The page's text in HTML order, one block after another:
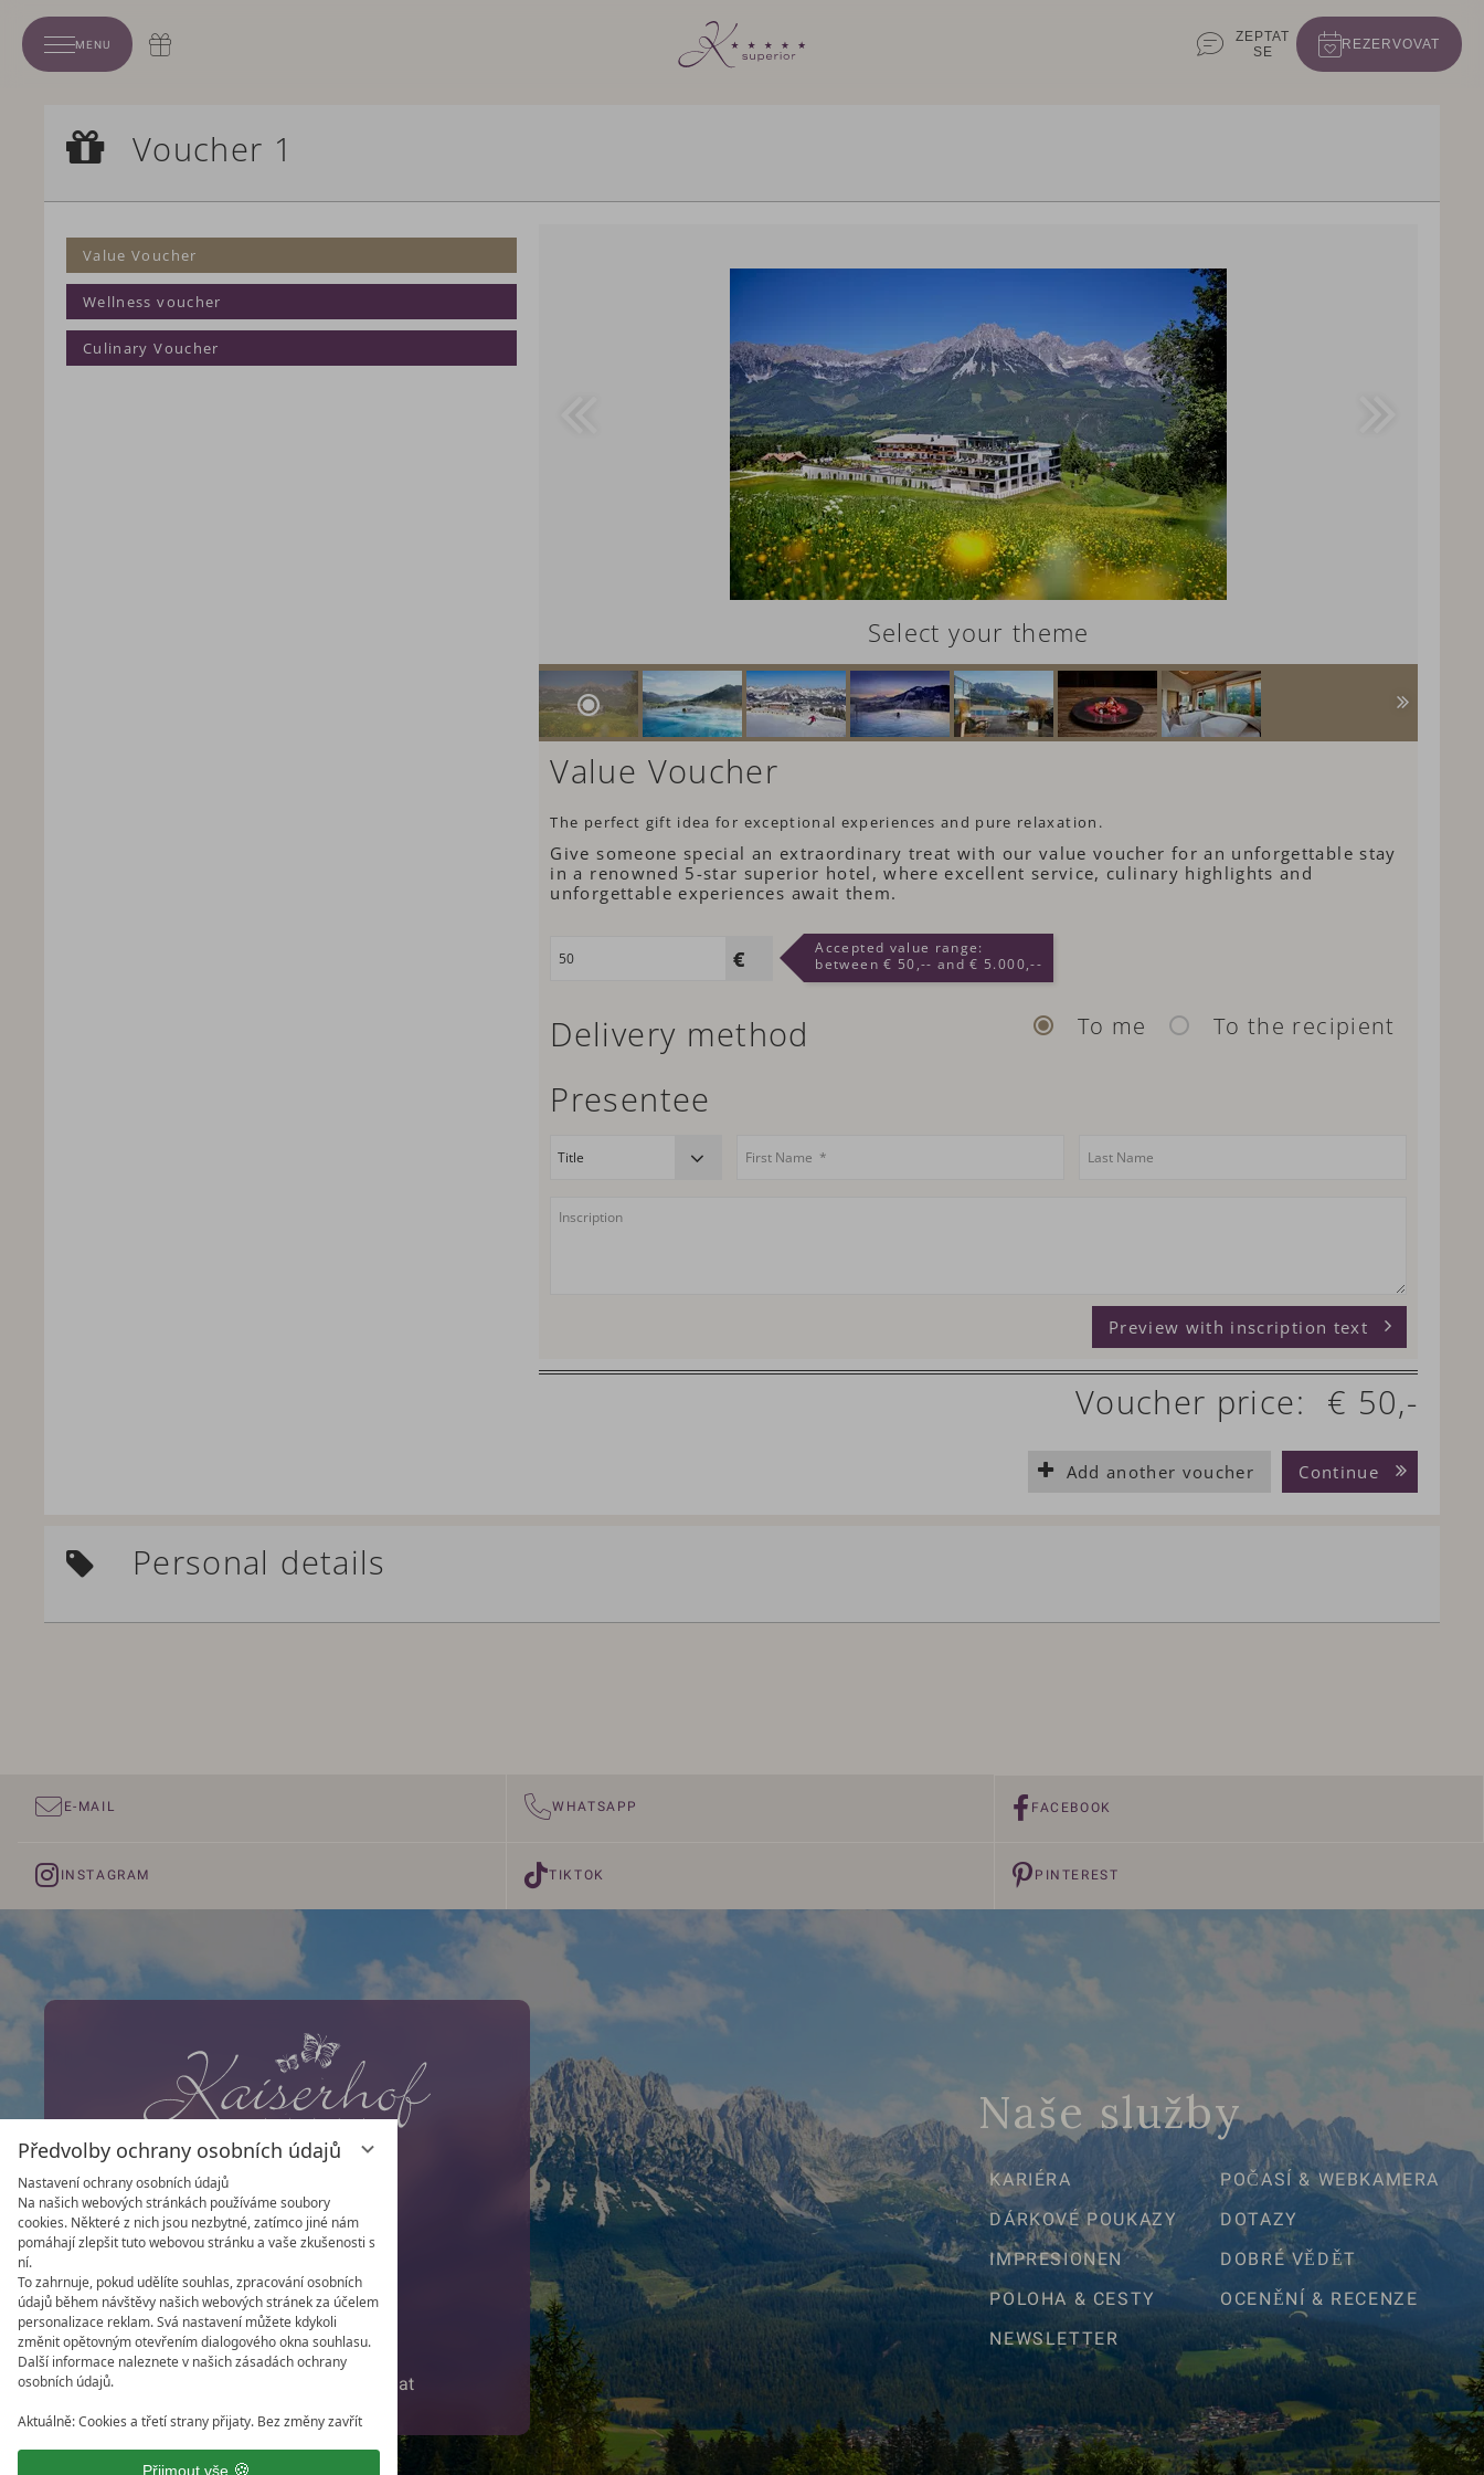
Předvolby ochrany osobních údajů
Nastavení ochrany osobních údajů
Na našich webových stránkách používáme soubory
cookies. Některé z nich jsou nezbytné, zatímco jiné nám
pomáhají zlepšit tuto webovou stránku a vaše zkušenosti s
ní.
To zahrnuje, pokud udělíte souhlas, zpracování osobních
údajů během návštěvy našich webových stránek za účelem
personalizace reklam. Svá nastavení můžete kdykoli
změnit opětovným otevřením dialogového okna souhlasu.
Další informace naleznete v našich zásadách ochrany
osobních údajů.
Aktuálně: Cookies a třetí strany přijaty. Bez změny zavřít
Přijmout vše
VOUCHER
MENU
ZEPTAT
SE
REZERVOVAT
Voucher 1
Value Voucher
Voucher 1
Value Voucher
Wellness voucher
Culinary Voucher
Select your theme
Value Voucher
The perfect gift idea for exceptional experiences and pure relaxation.
Give someone special an extraordinary treat with our value voucher for an unforgettable stay
in a renowned 5-star superior hotel, where excellent service, culinary highlights and
unforgettable experiences await them.
Accepted value range:
between € 50,-- and € 5.000,--
Delivery method To the recipient
To me
Presentee
Preview with inscription text
Voucher price: € 50,-
Add another voucher Continue
Personal details
E-MAIL WHATSAPP FACEBOOK
INSTAGRAM TIKTOK PINTEREST
Rodina Lampert
Harmstätt 8 • 6352 Ellmau
Rakousko
Tel:+43 5358 2022
Fax: +43 5358 2022 600
info@kaiserhof-ellmau.at
Naše služby
KARIÉRA
DÁRKOVÉ POUKAZY
IMPRESIONEN
POLOHA & CESTY
NEWSLETTER
POČASÍ & WEBKAMERA
DOTAZY
DOBRÉ VĚDĚT
OCENĚNÍ & RECENZE